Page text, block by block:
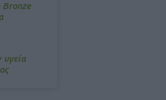
Bronze